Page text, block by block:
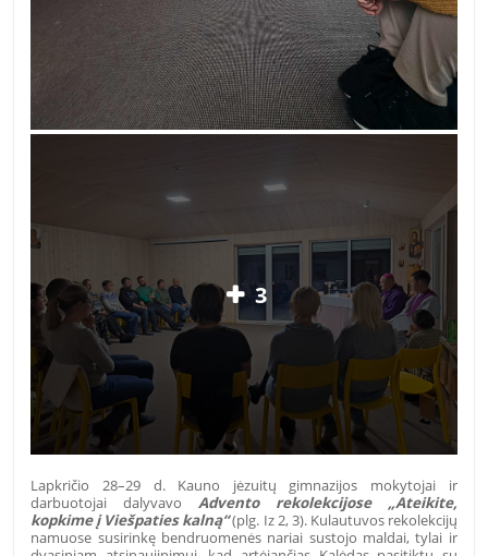
3
Lapkričio 28–29 d. Kauno jėzuitų gimnazijos mokytojai ir
darbuotojai dalyvavo Advento rekolekcijose „Ateikite,
kopkime į Viešpaties kalną“(plg. Iz 2, 3). Kulautuvos rekolekcijų
namuose susirinkę bendruomenės nariai sustojo maldai, tylai ir